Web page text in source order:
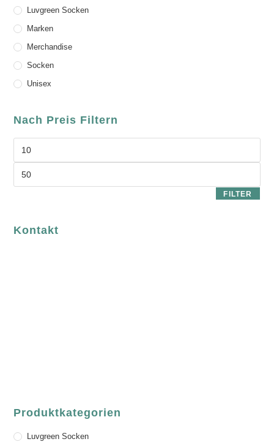
Luvgreen Socken
Marken
Merchandise
Socken
Unisex
Nach Preis Filtern
FILTER
Kontakt
Produktkategorien
Luvgreen Socken